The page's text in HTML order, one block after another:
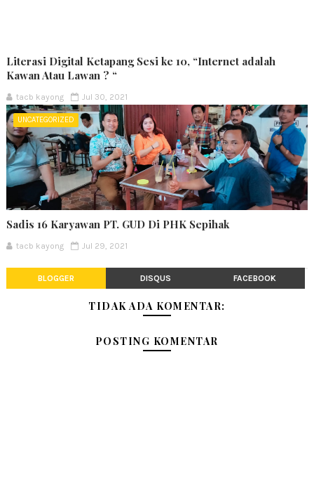
Literasi Digital Ketapang Sesi ke 10, “Internet adalah
Kawan Atau Lawan ? “
tacb kayong Jul 30, 2021
UNCATEGORIZED
Sadis 16 Karyawan PT. GUD Di PHK Sepihak
tacb kayong Jul 29, 2021
BLOGGER DISQUS FACEBOOK
TIDAK ADA KOMENTAR:
POSTING KOMENTAR